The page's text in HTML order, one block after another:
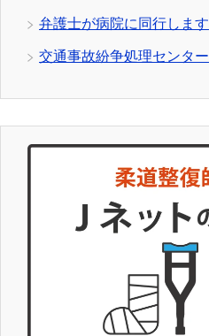
弁護士が病院に同行します
交通事故紛争処理センター